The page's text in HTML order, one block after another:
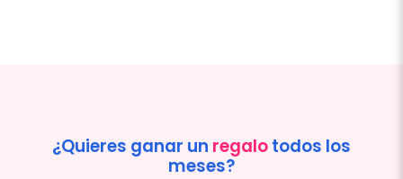
¿Quieres ganar un regalotodos los
meses?